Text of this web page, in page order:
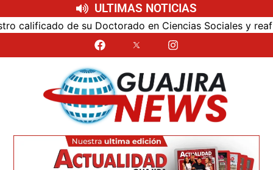
ULTIMAS NOTICIAS
de su Doctorado en Ciencias Sociales y